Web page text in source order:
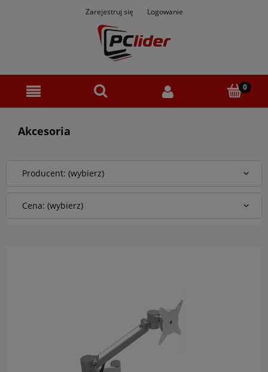
Zarejestruj się Logowanie
Akcesoria
Producent: (wybierz)
Cena: (wybierz)